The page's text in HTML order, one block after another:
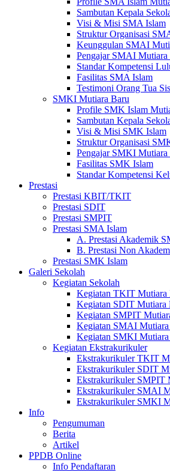
Sambutan Kepala
Visi & Misi SMA Islam
Struktur Organisasi
Keunggulan SMAI
Pengajar SMAI Mutiara
Standar Kompetensi
Fasilitas SMA Islam
Testimoni Orang Tua
SMKI Mutiara Baru
Profile SMK Islam
Sambutan Kepala
Visi & Misi SMK Islam
Struktur Organisasi
Pengajar SMKI Mutiara
Fasilitas SMK Islam
Standar Kompetensi
Prestasi
Prestasi KBIT/TKIT
Prestasi SDIT
Prestasi SMPIT
Prestasi SMA Islam
A. Prestasi Akademik
B. Prestasi Non
Prestasi SMK Islam
Galeri Sekolah
Kegiatan Sekolah
Kegiatan TKIT Mutiara
Kegiatan SDIT Mutiara
Kegiatan SMPIT
Kegiatan SMAI Mutiara
Kegiatan SMKI Mutiara
Kegiatan Ekstrakurikuler
Ekstrakurikuler TKIT
Ekstrakurikuler SDIT
Ekstrakurikuler SMPIT
Ekstrakurikuler SMAI
Ekstrakurikuler SMKI
Info
Pengumuman
Berita
Artikel
PPDB Online
Info Pendaftaran